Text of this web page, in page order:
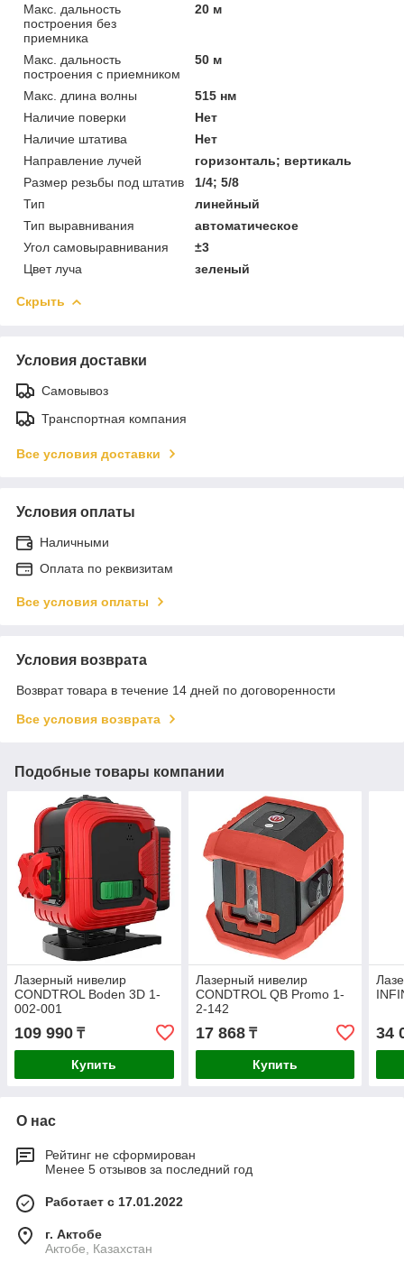
Макс. дальность
построения без
приемника
20 м
Макс. дальность
построения с приемником
50 м
Макс. длина волны
515 нм
Наличие поверки
Нет
Наличие штатива
Нет
Направление лучей
горизонталь; вертикаль
Размер резьбы под штатив
1/4; 5/8
Тип
линейный
Тип выравнивания
автоматическое
Угол самовыравнивания
±3
Цвет луча
зеленый
Скрыть
Условия доставки
Самовывоз
Транспортная компания
Все условия доставки
Условия оплаты
Наличными
Оплата по реквизитам
Все условия оплаты
Условия возврата
Возврат товара в течение 14 дней по договоренности
Все условия возврата
Подобные товары компании
Лазерный нивелир
CONDTROL Boden 3D 1-
002-001
109 990 ₸
Купить
Лазерный нивелир
CONDTROL QB Promo 1-
2-142
17 868₸
Купить
34
О нас
Рейтинг не сформирован
Менее 5 отзывов за последний год
Работает с 17.01.2022
г. Актобе
Актобе, Казахстан